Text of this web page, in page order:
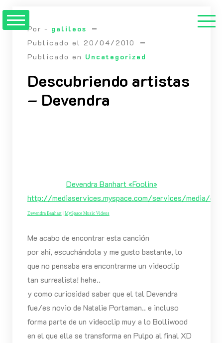
contenido
Por - galileos
Publicado el 20/04/2010
Publicado en Uncategorized
Descubriendo artistas
– Devendra
Devendra Banhart «Foolin»
http://mediaservices.myspace.com/services/media/
Devendra Banhart| MySpace Music Videos
Me acabo de encontrar esta canción
por ahí, escuchándola y me gusto bastante, lo
que no pensaba era encontrarme un videoclip
tan surrealista! hehe..
y como curiosidad saber que el tal Devendra
fue/es novio de Natalie Portaman.. e incluso
forma parte de un videoclip muy a lo Bolliwood
en el que ella se transforma en Pulpo al final XD